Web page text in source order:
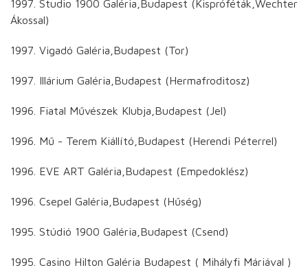
1997. Studio 1900 Galéria,Budapest (Kispróféták,Wechter
Ákossal)
1997. Vigadó Galéria,Budapest (Tor)
1997. Illárium Galéria,Budapest (Hermafroditosz)
1996. Fiatal Művészek Klubja,Budapest (Jel)
1996. Mű - Terem Kiállító,Budapest (Herendi Péterrel)
1996. EVE ART Galéria,Budapest (Empedoklész)
1996. Csepel Galéria,Budapest (Hűség)
1995. Stúdió 1900 Galéria,Budapest (Csend)
1995. Casino Hilton Galéria Budapest ( Mihályfi Máriával )